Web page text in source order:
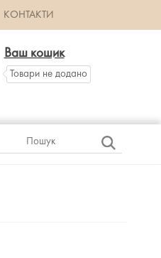
КОНТАКТИ
Ваш кошик
Товари не додано